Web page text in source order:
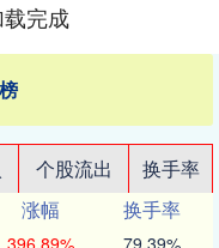
完成
个股流出
换手率
涨幅
换手率
396.89% 79.39%